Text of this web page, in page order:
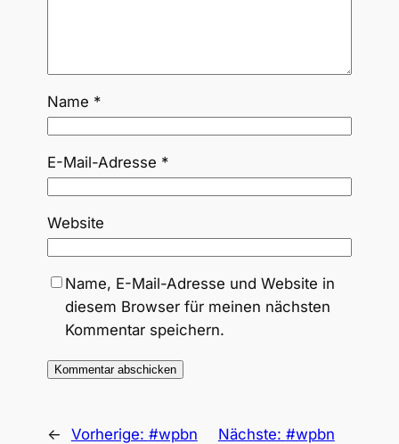
Name *
E-Mail-Adresse *
Website
Name, E-Mail-Adresse und Website in
diesem Browser für meinen nächsten
Kommentar speichern.
← Vorherige: #wpbn Nächste: #wpbn